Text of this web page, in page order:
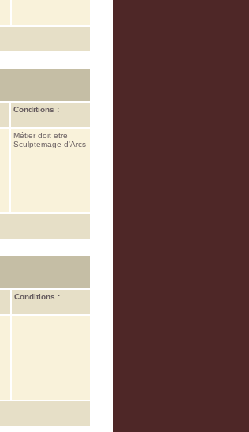
Conditions :
Métier doit etre
Sculptemage d'Arcs
Conditions :